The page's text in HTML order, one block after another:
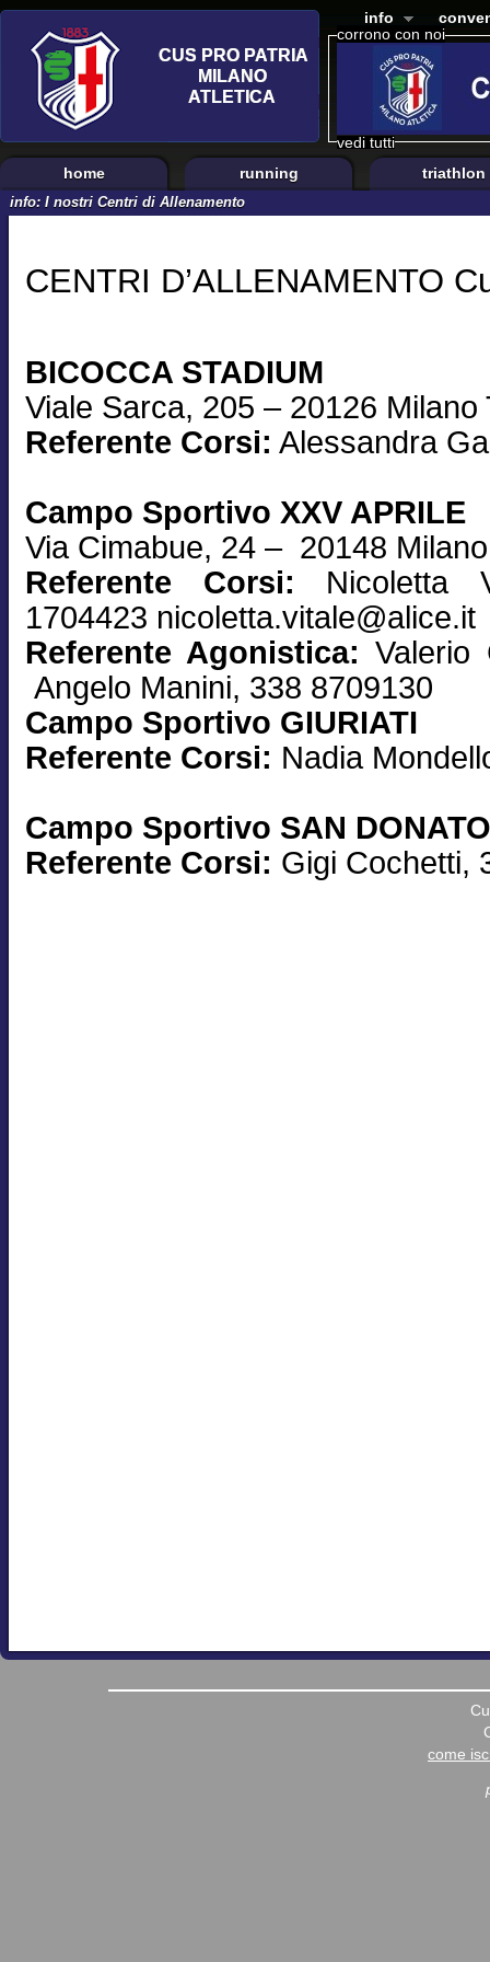
corrono con noi
vedi tutti
info
home running triathlon
info: I nostri Centri di Allenamento
CENTRI D’ALLENAMENTO
BICOCCA STADIUM
Viale Sarca, 205 – 20126 Milano
Referente Corsi: Alessandra
Campo Sportivo XXV APRILE
Via Cimabue, 24 – 20148 Milano
Referente Corsi: Nicoletta
1704423 nicoletta.vitale@alice.it
Referente Agonistica:Valerio
Angelo Manini, 338 8709130
Campo Sportivo GIURIATI
Referente Corsi: Nadia
Campo Sportivo SAN DONATO
Referente Corsi: Gigi Cochetti,
come